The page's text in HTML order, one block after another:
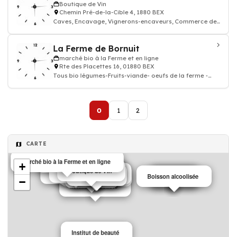
Boutique de Vin
Chemin Pré-de-la-Cible 4, 1880 BEX
Caves, Encavage, Vignerons-encaveurs, Commerce de
La Ferme de Bornuit
marché bio à la Ferme et en ligne
Rte des Placettes 16, 01880 BEX
Tous bio légumes-Fruits-viande- oeufs de la ferme -
0 1 2
CARTE
Institut de beauté
Institut de beauté
Institut de beauté
Institut de beauté
Institut de beauté
Salons de thé café
Café
Restaurant
Restaurant
Animaux
Mairie
Opticien
Restaurant Foyer
Pharmacie Garagiste
Blanchisserie Boisson alcoolisée
Boutique de Vin
marché bio à la Ferme et en ligne
+
−